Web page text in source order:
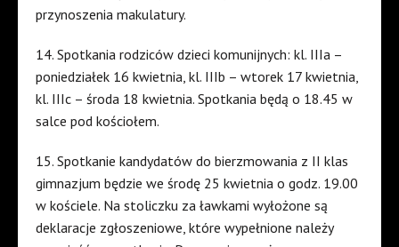
przynoszenia makulatury.
14. Spotkania rodziców dzieci komunijnych: kl. IIIa –
poniedziałek 16 kwietnia, kl. IIIb – wtorek 17 kwietnia,
kl. IIIc – środa 18 kwietnia. Spotkania będą o 18.45 w
salce pod kościołem.
15. Spotkanie kandydatów do bierzmowania z II klas
gimnazjum będzie we środę 25 kwietnia o godz. 19.00
w kościele. Na stoliczku za ławkami wyłożone są
deklaracje zgłoszeniowe, które wypełnione należy